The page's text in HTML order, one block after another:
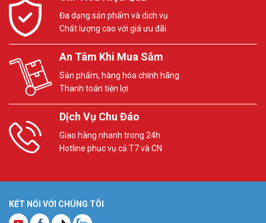
Đa dạng sản phẩm và dịch vụ
Chất lượng cao với giá ưu đãi
An Tâm Khi Mua Sắm
Sản phẩm, hàng hóa chính hãng
Thanh toán tiện lợi
Dịch Vụ Chu Đáo
Giao hàng nhanh trong 24h
Hotline phục vụ cả T7 và CN
KẾT NỐI VỚI CHÚNG TÔI